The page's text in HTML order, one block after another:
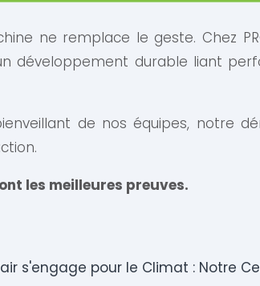
ne remplace le geste. Chez
développement durable liant
de nos équipes, notre
les meilleures preuves.
s'engage pour le Climat : Notre